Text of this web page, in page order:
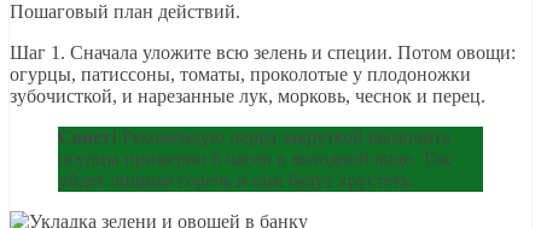
Пошаговый план действий.
Шаг 1. Сначала уложите всю зелень и специи. Потом овощи:
огурцы, патиссоны, томаты, проколотые у плодоножки
зубочисткой, и нарезанные лук, морковь, чеснок и перец.
Совет! Рекомендую перед закруткой вымочить
огурцы примерно 6 часов в холодной воде. Так
уйдет лишняя горечь и они будут хрустеть.